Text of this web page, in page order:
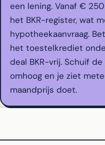
een lening. Vanaf €
het BKR-register, wat
hypotheekaanvraag.
het toestelkrediet
deal BKR-vrij. Schuif
omhoog en je ziet
maandprijs doet.